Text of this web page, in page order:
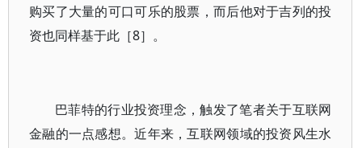
购买了大量的可口可乐的股票，而后他对于吉列的投
资也同样基于此［8］。
巴菲特的行业投资理念，触发了笔者关于互联网
金融的一点感想。近年来，互联网领域的投资风生水